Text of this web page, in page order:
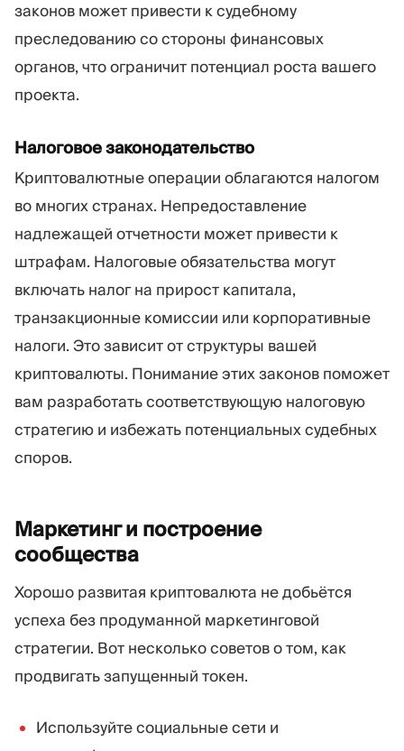
законов может привести к судебному
преследованию со стороны финансовых
органов, что ограничит потенциал роста вашего
проекта.
Налоговое законодательство
Криптовалютные операции облагаются налогом
во многих странах. Непредоставление
надлежащей отчетности может привести к
штрафам. Налоговые обязательства могут
включать налог на прирост капитала,
транзакционные комиссии или корпоративные
налоги. Это зависит от структуры вашей
криптовалюты. Понимание этих законов поможет
вам разработать соответствующую налоговую
стратегию и избежать потенциальных судебных
споров.
Маркетинг и построение
сообщества
Хорошо развитая криптовалюта не добьётся
успеха без продуманной маркетинговой
стратегии. Вот несколько советов о том, как
продвигать запущенный токен.
Используйте социальные сети и